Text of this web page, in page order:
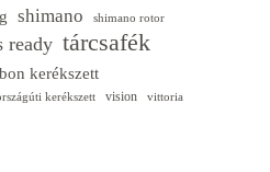
shimano shimano rotor
ready tárcsafék
kerékszett
kerékszett vision
vittoria